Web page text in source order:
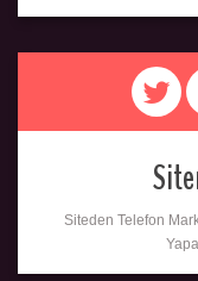
Siteden Telefon